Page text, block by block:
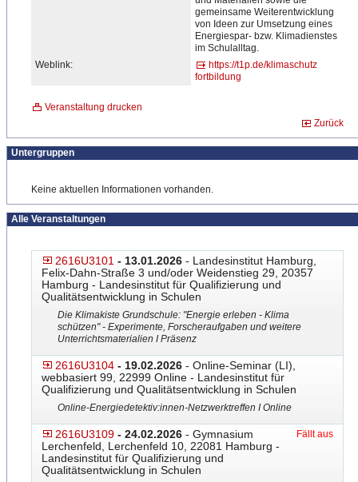
gemeinsame Weiterentwicklung
von Ideen zur Umsetzung eines
Energiespar- bzw. Klimadienstes
im Schulalltag.
Weblink:
https://t1p.de/klimaschutz
fortbildung
Veranstaltung drucken
Zurück
Untergruppen
Keine aktuellen Informationen vorhanden.
Alle Veranstaltungen
2616U3101 - 13.01.2026 - Landesinstitut Hamburg,
Felix-Dahn-Straße 3 und/oder Weidenstieg 29, 20357
Hamburg - Landesinstitut für Qualifizierung und
Qualitätsentwicklung in Schulen
Die Klimakiste Grundschule: "Energie erleben - Klima
schützen" - Experimente, Forscheraufgaben und weitere
Unterrichtsmaterialien I Präsenz
2616U3104 - 19.02.2026 - Online-Seminar (LI),
webbasiert 99, 22999 Online - Landesinstitut für
Qualifizierung und Qualitätsentwicklung in Schulen
Online-Energiedetektiv:inn​en-Netzwerktreffen I Online
2616U3109 - 24.02.2026 - Gymnasium
Lerchenfeld, Lerchenfeld 10, 22081 Hamburg -
Landesinstitut für Qualifizierung und
Qualitätsentwicklung in Schulen
Fällt aus